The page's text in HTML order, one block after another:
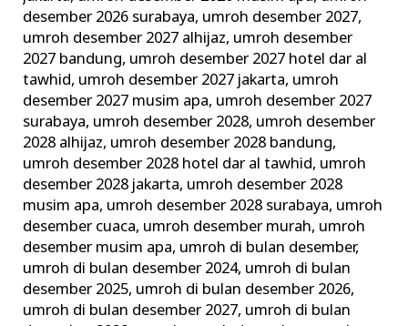
desember 2026 surabaya, umroh desember 2027,
umroh desember 2027 alhijaz, umroh desember
2027 bandung, umroh desember 2027 hotel dar al
tawhid, umroh desember 2027 jakarta, umroh
desember 2027 musim apa, umroh desember 2027
surabaya, umroh desember 2028, umroh desember
2028 alhijaz, umroh desember 2028 bandung,
umroh desember 2028 hotel dar al tawhid, umroh
desember 2028 jakarta, umroh desember 2028
musim apa, umroh desember 2028 surabaya, umroh
desember cuaca, umroh desember murah, umroh
desember musim apa, umroh di bulan desember,
umroh di bulan desember 2024, umroh di bulan
desember 2025, umroh di bulan desember 2026,
umroh di bulan desember 2027, umroh di bulan